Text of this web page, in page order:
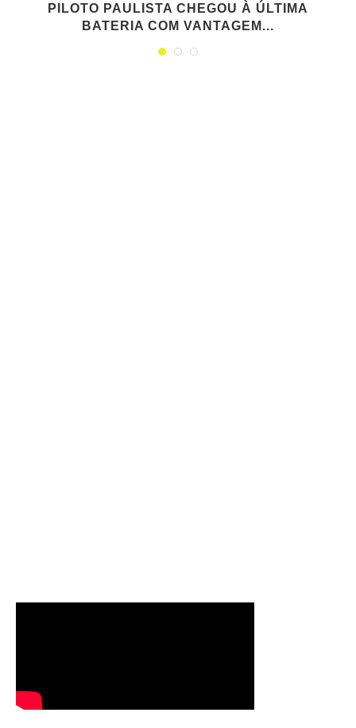
PILOTO PAULISTA CHEGOU À ÚLTIMA
BATERIA COM VANTAGEM...